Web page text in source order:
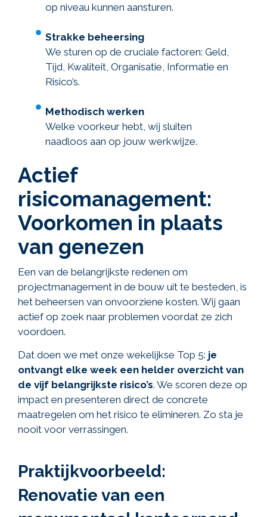
op niveau kunnen aansturen.
Strakke beheersing
We sturen op de cruciale factoren: Geld,
Tijd, Kwaliteit, Organisatie, Informatie en
Risico’s.
Methodisch werken
Welke voorkeur hebt, wij sluiten
naadloos aan op jouw werkwijze.
Actief
risicomanagement:
Voorkomen in plaats
van genezen
Een van de belangrijkste redenen om
projectmanagement in de bouw uit te besteden, is
het beheersen van onvoorziene kosten. Wij gaan
actief op zoek naar problemen voordat ze zich
voordoen.
Dat doen we met onze wekelijkse Top 5: je
ontvangt elke week een helder overzicht van
de vijf belangrijkste risico’s. We scoren deze op
impact en presenteren direct de concrete
maatregelen om het risico te elimineren. Zo sta je
nooit voor verrassingen.
Praktijkvoorbeeld:
Renovatie van een